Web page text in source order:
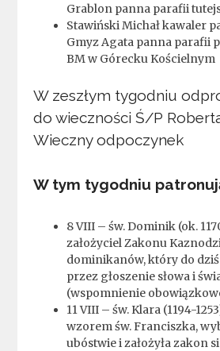
Grablon panna parafii
Stawiński Michał kawaler
Gmyz Agata panna parafii
BM w Górecku Kościelnym
W zeszłym tygodniu
do wieczności Ś/P
Wieczny odpoczynek
W tym tygodniu
8 VIII – św. Dominik (ok.
założyciel Zakonu
dominikanów, który do
przez głoszenie słowa i
(wspomnienie
11 VIII – św. Klara (1194-
wzorem św. Franciszka,
ubóstwie i założyła zakon